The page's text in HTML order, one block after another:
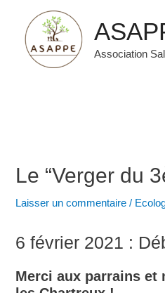
contenu
Association
Le “Verger du
Laisser un commentaire /
6 février 2021 :
Merci aux parrains et